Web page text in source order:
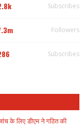
Subscribes
Followers
Subscribes
के लिए डीएम ने गठित की